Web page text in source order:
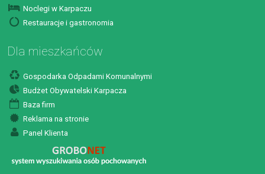
Noclegi w Karpaczu
Restauracje i gastronomia
Dla mieszkańców
Gospodarka Odpadami Komunalnymi
Budżet Obywatelski Karpacza
Baza firm
Reklama na stronie
Panel Klienta